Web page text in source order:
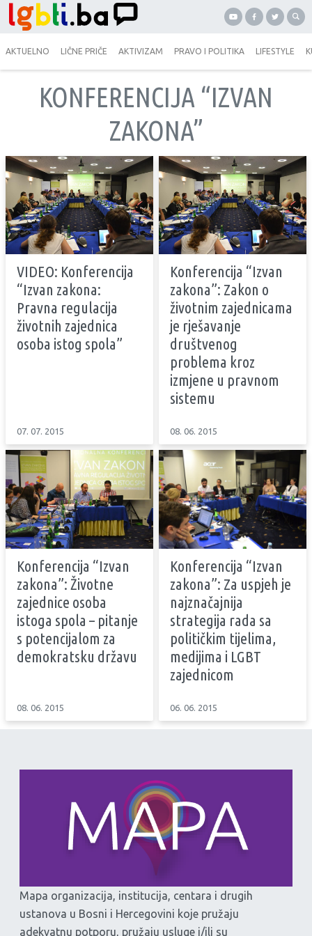
AKTUELNO LIČNE PRIČE AKTIVIZAM PRAVO I POLITIKA LIFESTYLE
KONFERENCIJA “IZVAN
ZAKONA”
VIDEO: Konferencija
“Izvan zakona:
Pravna regulacija
životnih zajednica
osoba istog spola”
07. 07. 2015
Konferencija “Izvan
zakona”: Zakon o
životnim zajednicama
je rješavanje
društvenog
problema kroz
izmjene u pravnom
sistemu
08. 06. 2015
Konferencija “Izvan
zakona”: Životne
zajednice osoba
istoga spola – pitanje
s potencijalom za
demokratsku državu
08. 06. 2015
Konferencija “Izvan
zakona”: Za uspjeh je
najznačajnija
strategija rada sa
političkim tijelima,
medijima i LGBT
zajednicom
06. 06. 2015
Mapa organizacija, institucija, centara i drugih
ustanova u Bosni i Hercegovini koje pružaju
adekvatnu potporu, pružaju usluge i/ili su